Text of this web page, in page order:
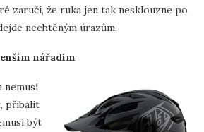
zaručí, že ruka jen tak nesklouzne po
nechtěným úrazům.
nářadím
nemusí
přibalit
být